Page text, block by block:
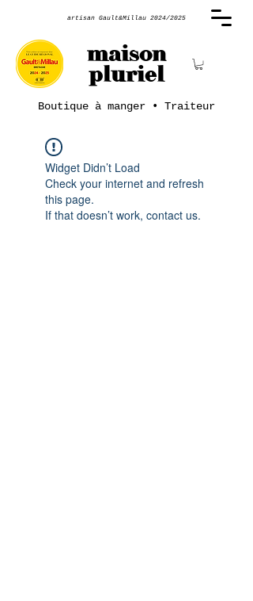
artisan Gault&Millau 2024/2025
maison
pluriel
Boutique à manger • Traiteur
Widget Didn’t Load
Check your internet and refresh
this page.
If that doesn’t work, contact us.